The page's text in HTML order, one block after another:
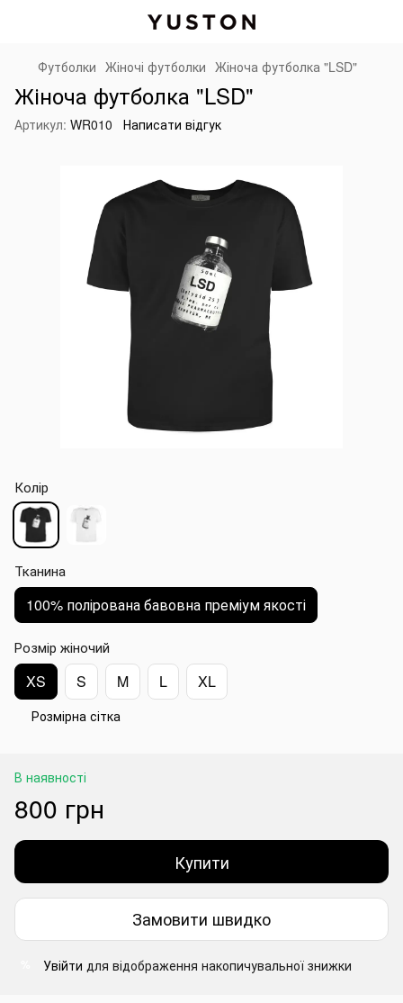
Футболки Жіночі футболки Жіноча футболка "LSD"
Жіноча футболка "LSD"
Артикул: WR010 Написати відгук
Колір
Тканина
100% полірована бавовна преміум якості
Розмір жіночий
XS S M L XL
Розмірна сітка
В наявності
800 грн
Купити
Замовити швидко
Увійти для відображення накопичувальної знижки